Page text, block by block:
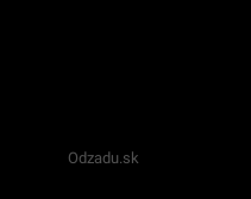
Odzadu.sk